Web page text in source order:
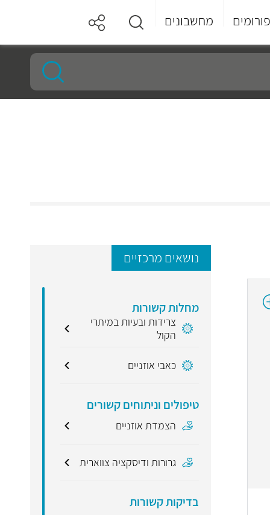
פורומים מחשבונים
נושאים מרכזיים
מחלות קשורות
צרידות ובעיות במיתרי
הקול
כאבי אוזניים
טיפולים וניתוחים קשורים
הצמדת אוזניים
גרורות ודיסקציה צווארית
בדיקות קשורות